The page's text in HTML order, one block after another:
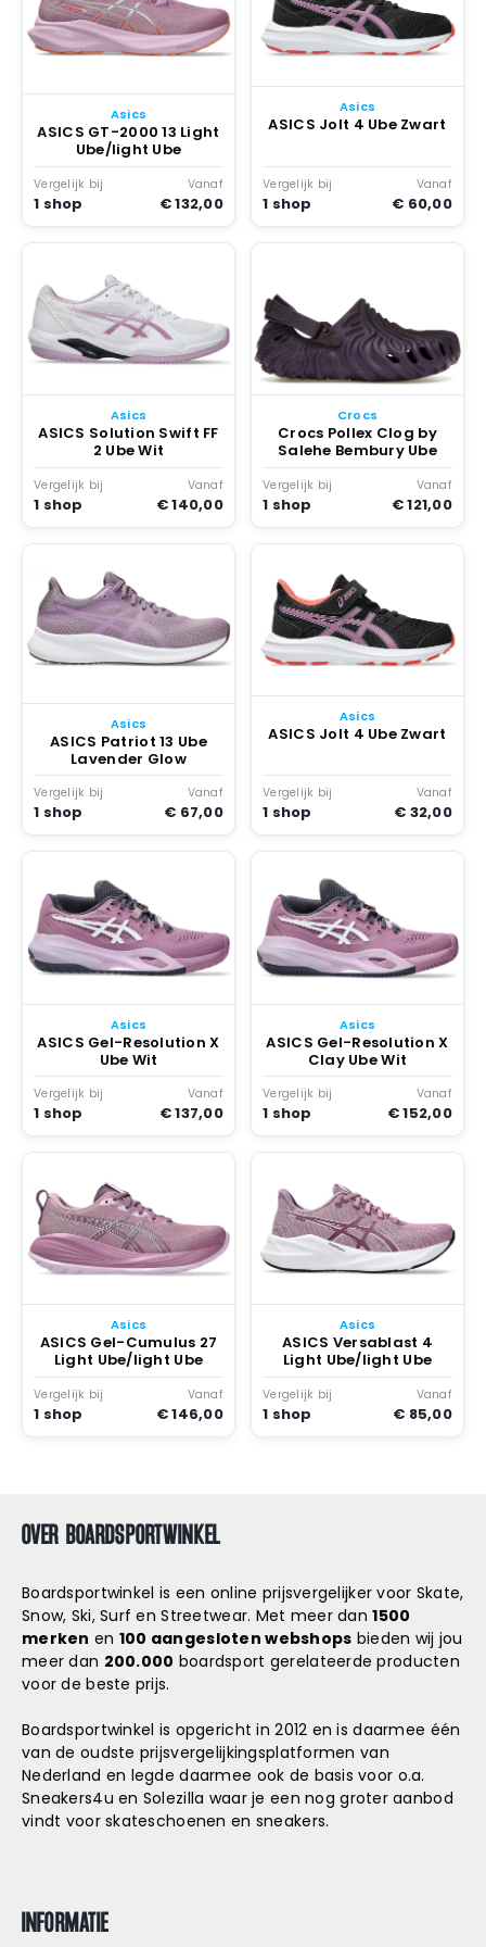
Asics
ASICS GT-2000 13 Light
Ube/light Ube
Vergelijk bij
1 shop
Vanaf
€ 132,00
Asics
ASICS Jolt 4 Ube Zwart
Vergelijk bij
1 shop
Vanaf
€ 60,00
Asics
ASICS Solution Swift FF
2 Ube Wit
Vergelijk bij
1 shop
Vanaf
€ 140,00
Crocs
Crocs Pollex Clog by
Salehe Bembury Ube
Vergelijk bij
1 shop
Vanaf
€ 121,00
Asics
ASICS Patriot 13 Ube
Lavender Glow
Vergelijk bij
1 shop
Vanaf
€ 67,00
Asics
ASICS Jolt 4 Ube Zwart
Vergelijk bij
1 shop
Vanaf
€ 32,00
Asics
ASICS Gel-Resolution X
Ube Wit
Vergelijk bij
1 shop
Vanaf
€ 137,00
Asics
ASICS Gel-Resolution X
Clay Ube Wit
Vergelijk bij
1 shop
Vanaf
€ 152,00
Asics
ASICS Gel-Cumulus 27
Light Ube/light Ube
Vergelijk bij
1 shop
Vanaf
€ 146,00
Asics
ASICS Versablast 4
Light Ube/light Ube
Vergelijk bij
1 shop
Vanaf
€ 85,00
OVER BOARDSPORTWINKEL
Boardsportwinkel is een online prijsvergelijker voor Skate,
Snow, Ski, Surf en Streetwear. Met meer dan1500
merken en 100 aangesloten webshops bieden wij jou
meer dan 200.000 boardsport gerelateerde producten
voor de beste prijs.
Boardsportwinkel is opgericht in 2012 en is daarmee één
van de oudste prijsvergelijkingsplatformen van
Nederland en legde daarmee ook de basis voor o.a.
Sneakers4u en Solezilla waar je een nog groter aanbod
vindt voor skateschoenen en sneakers.
INFORMATIE